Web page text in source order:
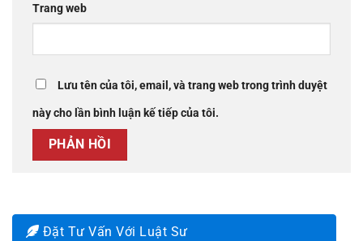
Trang web
Lưu tên của tôi, email, và trang web trong trình duyệt
này cho lần bình luận kế tiếp của tôi.
Đặt Tư Vấn Với Luật Sư